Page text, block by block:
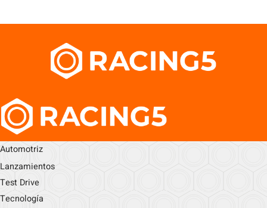
Automotriz
Lanzamientos
Test Drive
Tecnología